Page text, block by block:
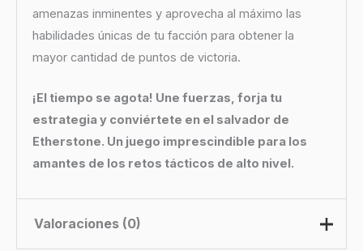
amenazas inminentes y aprovecha al máximo las
habilidades únicas de tu facción para obtener la
mayor cantidad de puntos de victoria.
¡El tiempo se agota! Une fuerzas, forja tu
estrategia y conviértete en el salvador de
Etherstone. Un juego imprescindible para los
amantes de los retos tácticos de alto nivel.
Valoraciones (0)